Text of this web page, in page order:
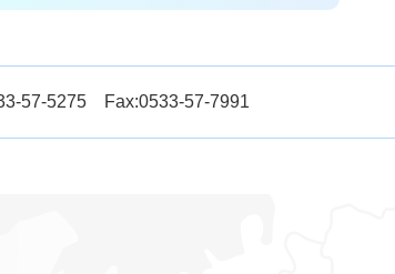
57-5275 Fax:0533-57-7991